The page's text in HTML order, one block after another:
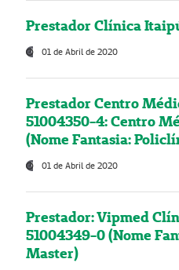
Prestador Clínica
01 de Abril de 2020
Prestador Centro
51004350-4: Centro
(Nome Fantasia:
01 de Abril de 2020
Prestador: Vipmed
51004349-0 (Nome
Master)